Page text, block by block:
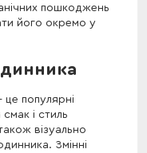
пошкоджень
його окремо у
популярні
і стиль
візуально
Змінні